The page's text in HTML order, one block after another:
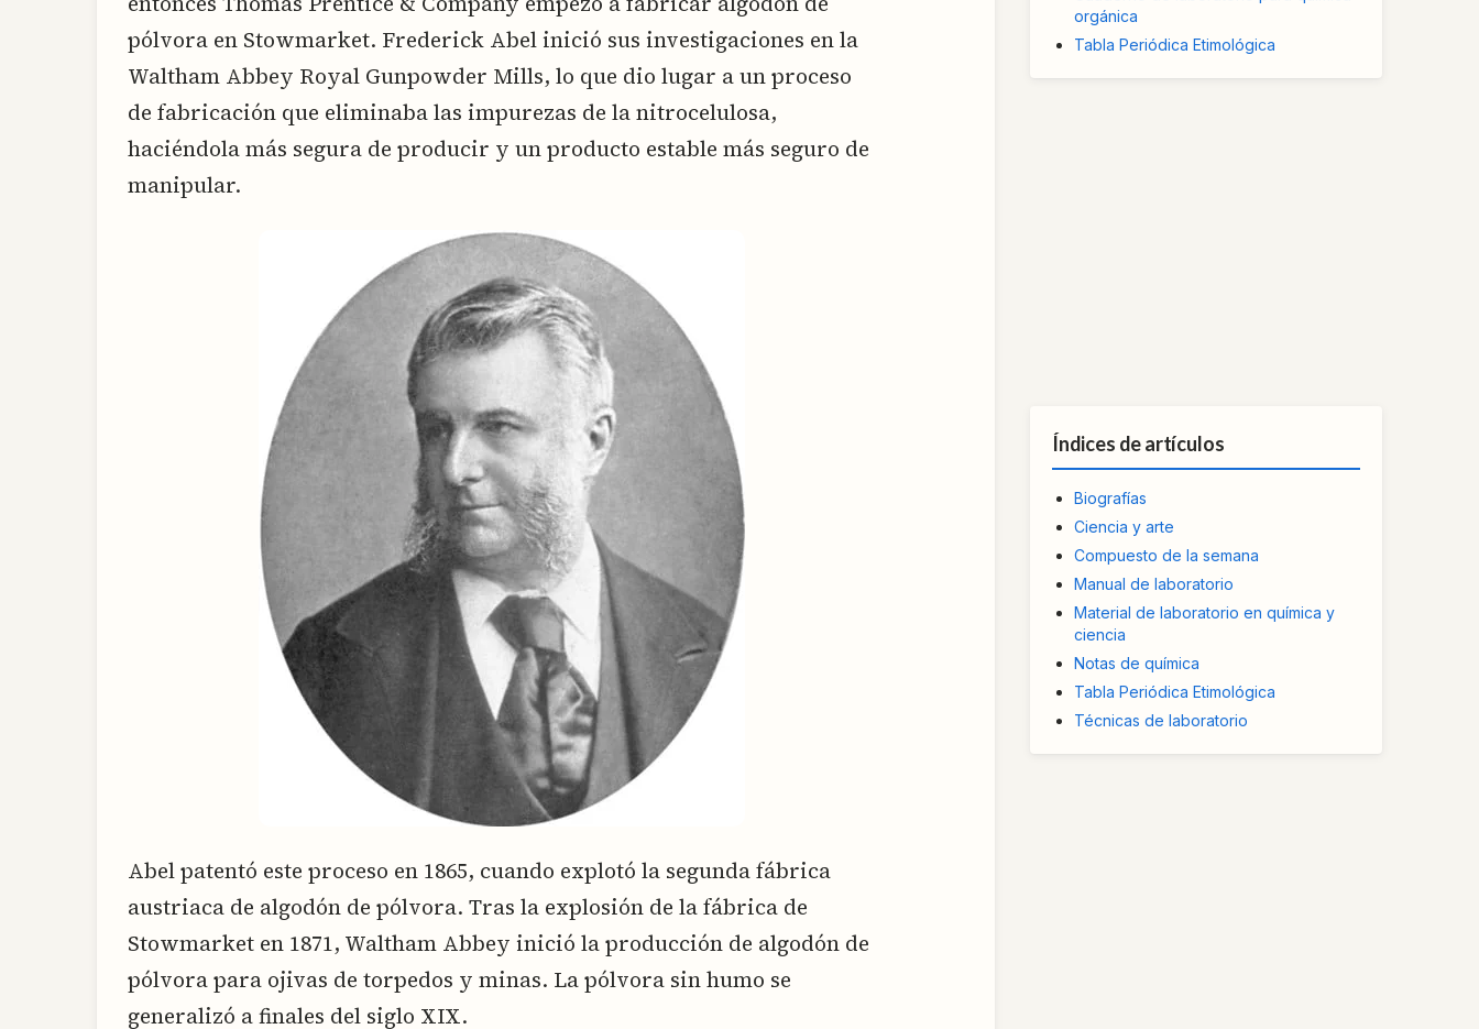
pólvora en Stowmarket. Frederick Abel inició sus investigaciones en la
Waltham Abbey Royal Gunpowder Mills, lo que dio lugar a un proceso
de fabricación que eliminaba las impurezas de la nitrocelulosa,
haciéndola más segura de producir y un producto estable más seguro de
manipular.
Abel patentó este proceso en 1865, cuando explotó la segunda fábrica
austriaca de algodón de pólvora. Tras la explosión de la fábrica de
Stowmarket en 1871, Waltham Abbey inició la producción de algodón de
pólvora para ojivas de torpedos y minas. La pólvora sin humo se
generalizó a finales del siglo XIX.
orgánica
Tabla Periódica Etimológica
Índices de artículos
Biografías
Ciencia y arte
Compuesto de la semana
Manual de laboratorio
Material de laboratorio en química y
ciencia
Notas de química
Tabla Periódica Etimológica
Técnicas de laboratorio